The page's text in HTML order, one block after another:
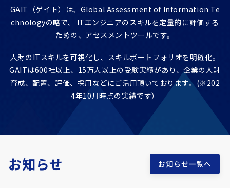
GAIT（ゲイト）は、Global Assessment of Information Te
chnologyの略で、
ITエンジニアのスキルを定量的に評価する
ための、アセスメントツールです。
人財のITスキルを可視化し、スキルポートフォリオを明確化。
GAITは600社以上、15万人以上の受験実績があり、企業の人財
育成、配置、評価、採用などにご活用頂いております。(※202
4年10月時点の実績です）
お知らせ お知らせ一覧へ